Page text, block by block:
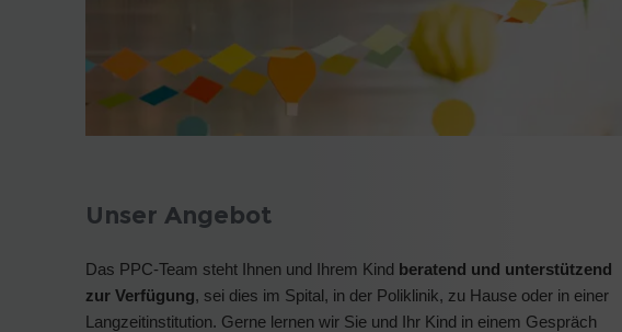
Unser Angebot
Das PPC-Team steht Ihnen und Ihrem Kind beratend und unterstützend
zur Verfügung, sei dies im Spital, in der Poliklinik, zu Hause oder in einer
Langzeitinstitution. Gerne lernen wir Sie und Ihr Kind in einem Gespräch